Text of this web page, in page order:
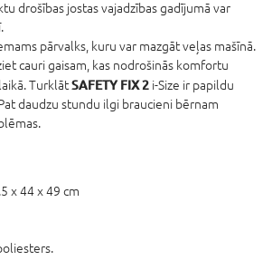
drošības jostas vajadzības gadījumā var
pārvalks, kuru var mazgāt veļas mašīnā.
cauri gaisam, kas nodrošinās komfortu
TurklātSAFETY FIX 2 i-Size ir papildu
daudzu stundu ilgi braucieni bērnam
x 44 x 49 cm